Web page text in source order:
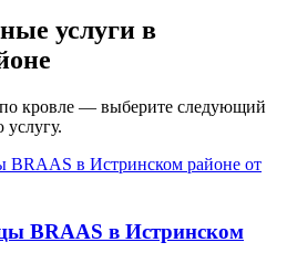
услуги в
кровле — выберите следующий
от
BRAAS в Истринском